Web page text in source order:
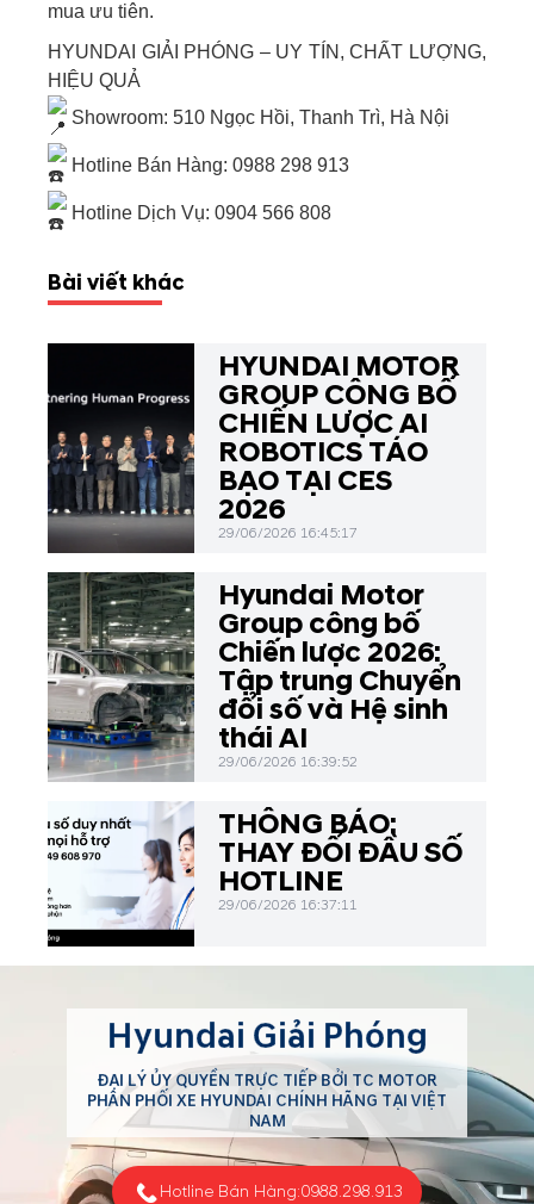
mua ưu tiên.
HYUNDAI GIẢI PHÓNG – UY TÍN, CHẤT LƯỢNG,
HIỆU QUẢ
Showroom: 510 Ngọc Hồi, Thanh Trì, Hà Nội
Hotline Bán Hàng: 0988 298 913
Hotline Dịch Vụ: 0904 566 808
Bài viết khác
HYUNDAI MOTOR
GROUP CÔNG BỐ
CHIẾN LƯỢC AI
ROBOTICS TÁO
BẠO TẠI CES
2026
29/06/2026 16:45:17
Hyundai Motor
Group công bố
Chiến lược 2026:
Tập trung Chuyển
đổi số và Hệ sinh
thái AI
29/06/2026 16:39:52
THÔNG BÁO:
THAY ĐỔI ĐẦU SỐ
HOTLINE
29/06/2026 16:37:11
Hyundai Giải Phóng
ĐẠI LÝ ỦY QUYỀN TRỰC TIẾP BỞI TC MOTOR
PHÂN PHỐI XE HYUNDAI CHÍNH HÃNG TẠI VIỆT
NAM
Hotline Bán Hàng:0988.298.913